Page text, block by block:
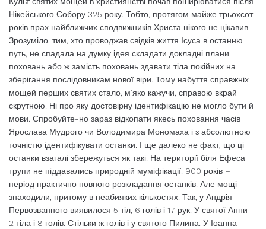
Нікейського Собору 325 року. Тобто, протягом майже трьохсот
років прах найближчих сподвижників Христа нікого не цікавив.
Зрозуміло, тим, хто проводжав свідків життя Ісуса в останню
путь, не спадала на думку ідея складати докладні плани
поховань або ж замість поховань здавати тіла покійних на
зберігання послідовникам нової віри. Тому набуття справжніх
мощей перших святих стало, м’яко кажучи, справою вкрай
скрутною. Ні про яку достовірну ідентифікацію не могло бути й
мови. Спробуйте-но зараз відкопати якесь поховання часів
Ярослава Мудрого чи Володимира Мономаха і з абсолютною
точністю ідентифікувати останки. І ще далеко не факт, що ці
останки взагалі збережуться як такі. На території біля Ефеса
трупи не піддавались природній муміфікації. 900 років –
період практично повного розкладання останків. Але мощі
знаходили, притому в неабияких кількостях. Так, у Андрія
Первозванного виявилося 5 тіл, 6 голів і 17 рук. У святої Анни –
2 тіла і 8 голів. Стільки ж голів і у святого Пилипа. У Іоанна